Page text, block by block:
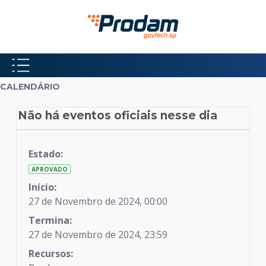
Pular para o Conteúdo principal
Início do conteúdo
CALENDÁRIO
Não há eventos oficiais nesse dia
Calendário
Estado:
APROVADO
Início:
27 de Novembro de 2024, 00:00
Termina:
27 de Novembro de 2024, 23:59
Recursos: